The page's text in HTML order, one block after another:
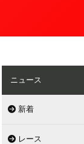
ニュース
新着
レース